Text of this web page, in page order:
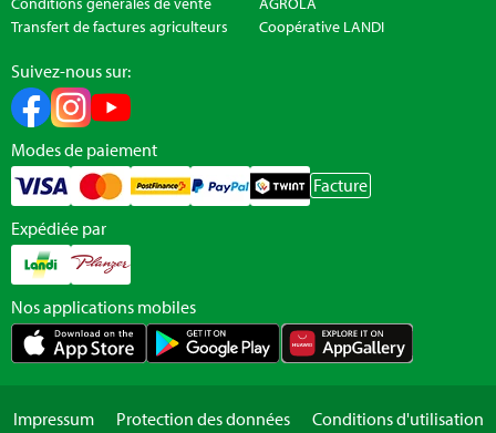
Transfert de factures agriculteurs
Coopérative LANDI
Suivez-nous sur:
Modes de paiement
Facture
Expédiée par
Nos applications mobiles
Impressum Protection des données Conditions d'utilisation